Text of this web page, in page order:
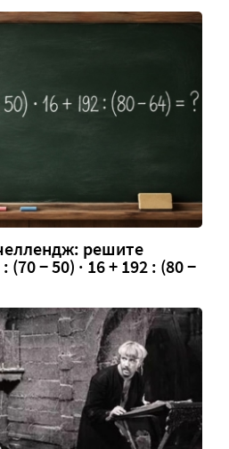
решите
− 50) · 16 + 192 : (80 −